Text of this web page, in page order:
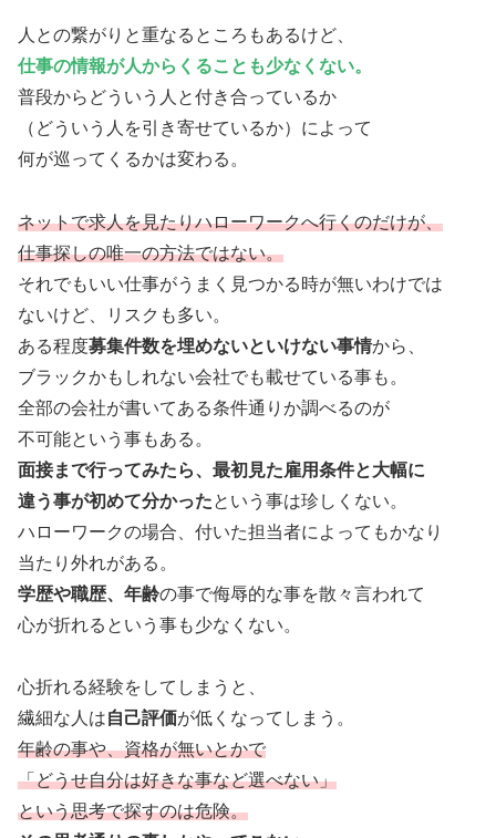
人との繋がりと重なるところもあるけど、
仕事の情報が人からくることも少なくない。
普段からどういう人と付き合っているか
（どういう人を引き寄せているか）によって
何が巡ってくるかは変わる。
ネットで求人を見たりハローワークへ行くのだけが、
仕事探しの唯一の方法ではない。
それでもいい仕事がうまく見つかる時が無いわけでは
ないけど、リスクも多い。
ある程度募集件数を埋めないといけない事情から、
ブラックかもしれない会社でも載せている事も。
全部の会社が書いてある条件通りか調べるのが
不可能という事もある。
面接まで行ってみたら、最初見た雇用条件と大幅に
違う事が初めて分かったという事は珍しくない。
ハローワークの場合、付いた担当者によってもかなり
当たり外れがある。
学歴や職歴、年齢の事で侮辱的な事を散々言われて
心が折れるという事も少なくない。
心折れる経験をしてしまうと、
繊細な人は自己評価が低くなってしまう。
年齢の事や、資格が無いとかで
「どうせ自分は好きな事など選べない」
という思考で探すのは危険。